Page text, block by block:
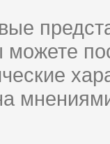
можете